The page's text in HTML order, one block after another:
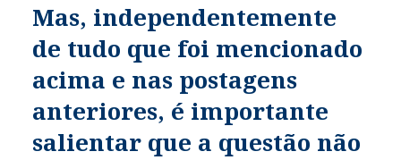
Mas, independentemente
de tudo que foi mencionado
acima e nas postagens
anteriores, é importante
salientar que a questão não